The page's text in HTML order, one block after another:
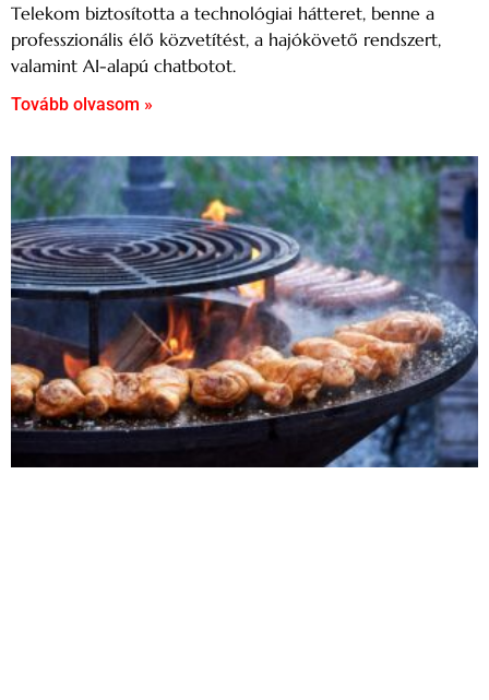
Telekom biztosította a technológiai hátteret, benne a
professzionális élő közvetítést, a hajókövető rendszert,
valamint AI-alapú chatbotot.
Tovább olvasom »